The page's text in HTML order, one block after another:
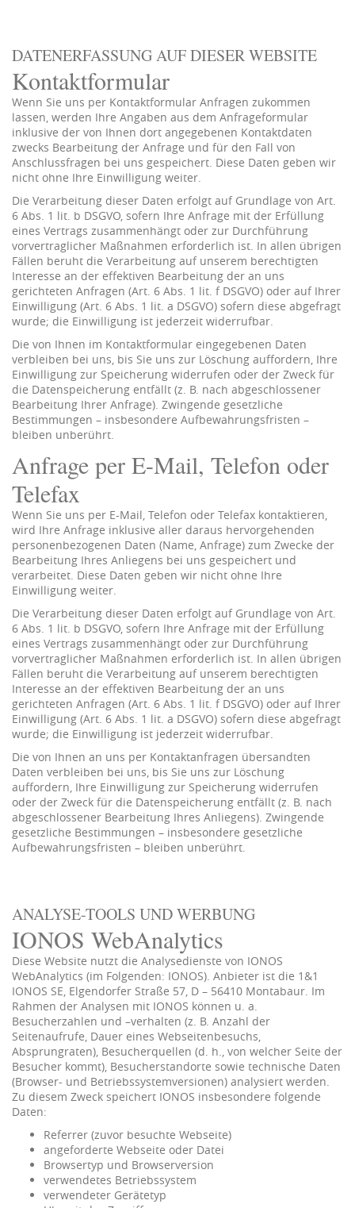
DATENERFASSUNG AUF DIESER WEBSITE
Kontaktformular
Wenn Sie uns per Kontaktformular Anfragen zukommen
lassen, werden Ihre Angaben aus dem Anfrageformular
inklusive der von Ihnen dort angegebenen Kontaktdaten
zwecks Bearbeitung der Anfrage und für den Fall von
Anschlussfragen bei uns gespeichert. Diese Daten geben wir
nicht ohne Ihre Einwilligung weiter.
Die Verarbeitung dieser Daten erfolgt auf Grundlage von Art.
6 Abs. 1 lit. b DSGVO, sofern Ihre Anfrage mit der Erfüllung
eines Vertrags zusammenhängt oder zur Durchführung
vorvertraglicher Maßnahmen erforderlich ist. In allen übrigen
Fällen beruht die Verarbeitung auf unserem berechtigten
Interesse an der effektiven Bearbeitung der an uns
gerichteten Anfragen (Art. 6 Abs. 1 lit. f DSGVO) oder auf Ihrer
Einwilligung (Art. 6 Abs. 1 lit. a DSGVO) sofern diese abgefragt
wurde; die Einwilligung ist jederzeit widerrufbar.
Die von Ihnen im Kontaktformular eingegebenen Daten
verbleiben bei uns, bis Sie uns zur Löschung auffordern, Ihre
Einwilligung zur Speicherung widerrufen oder der Zweck für
die Datenspeicherung entfällt (z. B. nach abgeschlossener
Bearbeitung Ihrer Anfrage). Zwingende gesetzliche
Bestimmungen – insbesondere Aufbewahrungsfristen –
bleiben unberührt.
Anfrage per E-Mail, Telefon oder
Telefax
Wenn Sie uns per E-Mail, Telefon oder Telefax kontaktieren,
wird Ihre Anfrage inklusive aller daraus hervorgehenden
personenbezogenen Daten (Name, Anfrage) zum Zwecke der
Bearbeitung Ihres Anliegens bei uns gespeichert und
verarbeitet. Diese Daten geben wir nicht ohne Ihre
Einwilligung weiter.
Die Verarbeitung dieser Daten erfolgt auf Grundlage von Art.
6 Abs. 1 lit. b DSGVO, sofern Ihre Anfrage mit der Erfüllung
eines Vertrags zusammenhängt oder zur Durchführung
vorvertraglicher Maßnahmen erforderlich ist. In allen übrigen
Fällen beruht die Verarbeitung auf unserem berechtigten
Interesse an der effektiven Bearbeitung der an uns
gerichteten Anfragen (Art. 6 Abs. 1 lit. f DSGVO) oder auf Ihrer
Einwilligung (Art. 6 Abs. 1 lit. a DSGVO) sofern diese abgefragt
wurde; die Einwilligung ist jederzeit widerrufbar.
Die von Ihnen an uns per Kontaktanfragen übersandten
Daten verbleiben bei uns, bis Sie uns zur Löschung
auffordern, Ihre Einwilligung zur Speicherung widerrufen
oder der Zweck für die Datenspeicherung entfällt (z. B. nach
abgeschlossener Bearbeitung Ihres Anliegens). Zwingende
gesetzliche Bestimmungen – insbesondere gesetzliche
Aufbewahrungsfristen – bleiben unberührt.
ANALYSE-TOOLS UND WERBUNG
IONOS WebAnalytics
Diese Website nutzt die Analysedienste von IONOS
WebAnalytics (im Folgenden: IONOS). Anbieter ist die 1&1
IONOS SE, Elgendorfer Straße 57, D – 56410 Montabaur. Im
Rahmen der Analysen mit IONOS können u. a.
Besucherzahlen und –verhalten (z. B. Anzahl der
Seitenaufrufe, Dauer eines Webseitenbesuchs,
Absprungraten), Besucherquellen (d. h., von welcher Seite der
Besucher kommt), Besucherstandorte sowie technische Daten
(Browser- und Betriebssystemversionen) analysiert werden.
Zu diesem Zweck speichert IONOS insbesondere folgende
Daten:
Referrer (zuvor besuchte Webseite)
angeforderte Webseite oder Datei
Browsertyp und Browserversion
verwendetes Betriebssystem
verwendeter Gerätetyp